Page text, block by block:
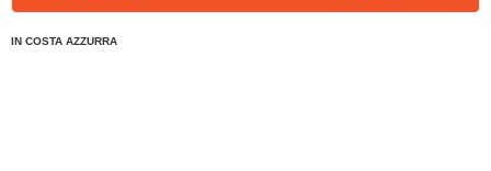
IN COSTA AZZURRA